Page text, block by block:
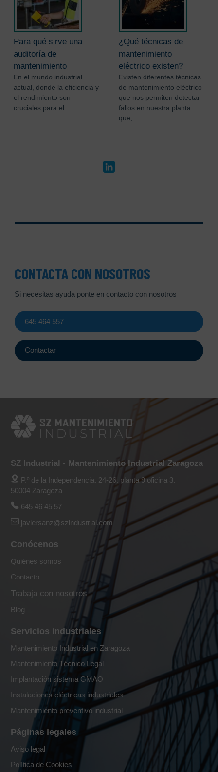
Para qué sirve una
auditoría de
mantenimiento
En el mundo industrial
actual, donde la eficiencia y
el rendimiento son
cruciales para el…
¿Qué técnicas de
mantenimiento
eléctrico existen?
Existen diferentes técnicas
de mantenimiento eléctrico
que nos permiten detectar
fallos en nuestra planta
que,…
CONTACTA CON NOSOTROS
Si necesitas ayuda ponte en contacto con nosotros
645 464 557
Contactar
SZ Industrial - Mantenimiento Industrial Zaragoza
P.º de la Independencia, 24-26, planta 9 oficina 3,
50004 Zaragoza
645 46 45 57
javiersanz@szindustrial.com
Conócenos
Quiénes somos
Contacto
Trabaja con nosotros
Blog
Servicios industriales
Mantenimiento Industrial en Zaragoza
Mantenimiento Técnico Legal
Implantación sistema GMAO
Instalaciones eléctricas industriales
Mantenimiento preventivo industrial
Páginas legales
Aviso legal
Política de Cookies